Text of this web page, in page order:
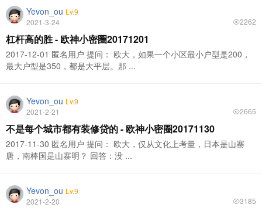
Yevon_ou Lv.9
2021-3-24
2262
杠杆高的胜 - 欧神小密圈20171201
2017-12-01 匿名用户 提问： 欧大，如果一个小区最小户型是200，
最大户型是350，都是大平层。那 ...
Yevon_ou Lv.9
2021-2-21
2665
不是每个城市都有装修贷的 - 欧神小密圈20171130
2017-11-30 匿名用户 提问： 欧大，仅从文化上考量，日本是山寨
唐，南棒国是山寨明？ 回答：没 ...
Yevon_ou Lv.9
2021-2-20
3185